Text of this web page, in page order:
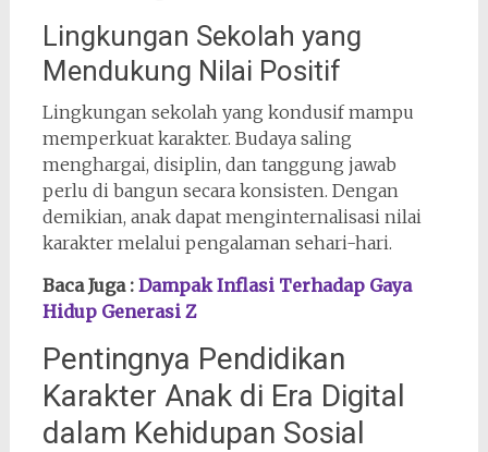
Lingkungan Sekolah yang
Mendukung Nilai Positif
Lingkungan sekolah yang kondusif mampu
memperkuat karakter. Budaya saling
menghargai, disiplin, dan tanggung jawab
perlu di bangun secara konsisten. Dengan
demikian, anak dapat menginternalisasi nilai
karakter melalui pengalaman sehari-hari.
Baca Juga : Dampak Inflasi Terhadap Gaya
Hidup Generasi Z
Pentingnya Pendidikan
Karakter Anak di Era Digital
dalam Kehidupan Sosial